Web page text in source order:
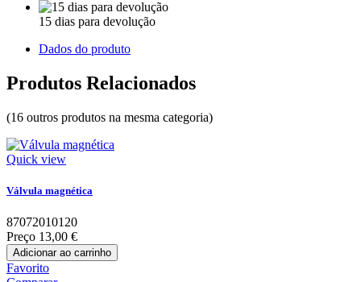
15 dias para devolução
Dados do produto
Produtos Relacionados
(16 outros produtos na mesma categoria)
Quick view
Válvula magnética
87072010120
Preço 13,00 €
Adicionar ao carrinho
Favorito